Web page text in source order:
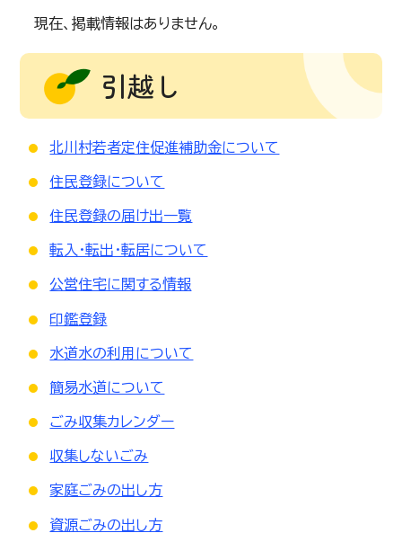
現在、掲載情報はありません。
引越し
北川村若者定住促進補助金について
住民登録について
住民登録の届け出一覧
転入・転出・転居について
公営住宅に関する情報
印鑑登録
水道水の利用について
簡易水道について
ごみ収集カレンダー
収集しないごみ
家庭ごみの出し方
資源ごみの出し方